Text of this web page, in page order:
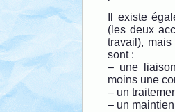
Il existe
(les deux
travail),
sont :
– une
moins une
– un
– un